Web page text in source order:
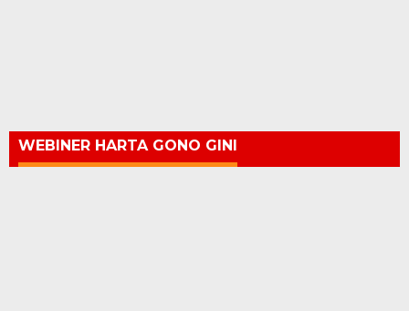
WEBINER HARTA GONO GINI